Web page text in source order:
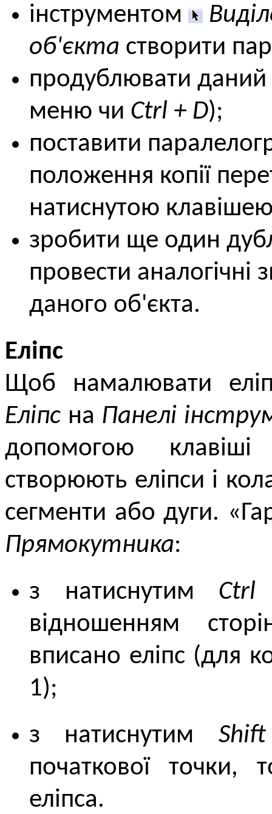
інструментом
об'єкта створити
продублювати даний
меню чи Ctrl + D);
поставити
положення копії
натиснутою
зробити ще один
провести аналогічні
даного об'єкта.
Еліпс
Щоб намалювати
Еліпс на Панелі
допомогою
створюють еліпси і
сегменти або дуги.
Прямокутника:
з натиснутим Ctrl
відношенням
вписано еліпс (для
1);
з натиснутим Shift
початкової
еліпса.